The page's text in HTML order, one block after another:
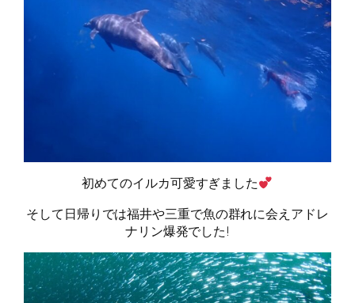
初めてのイルカ可愛すぎました
そして日帰りでは福井や三重で魚の群れに会えアドレ
ナリン爆発でした!